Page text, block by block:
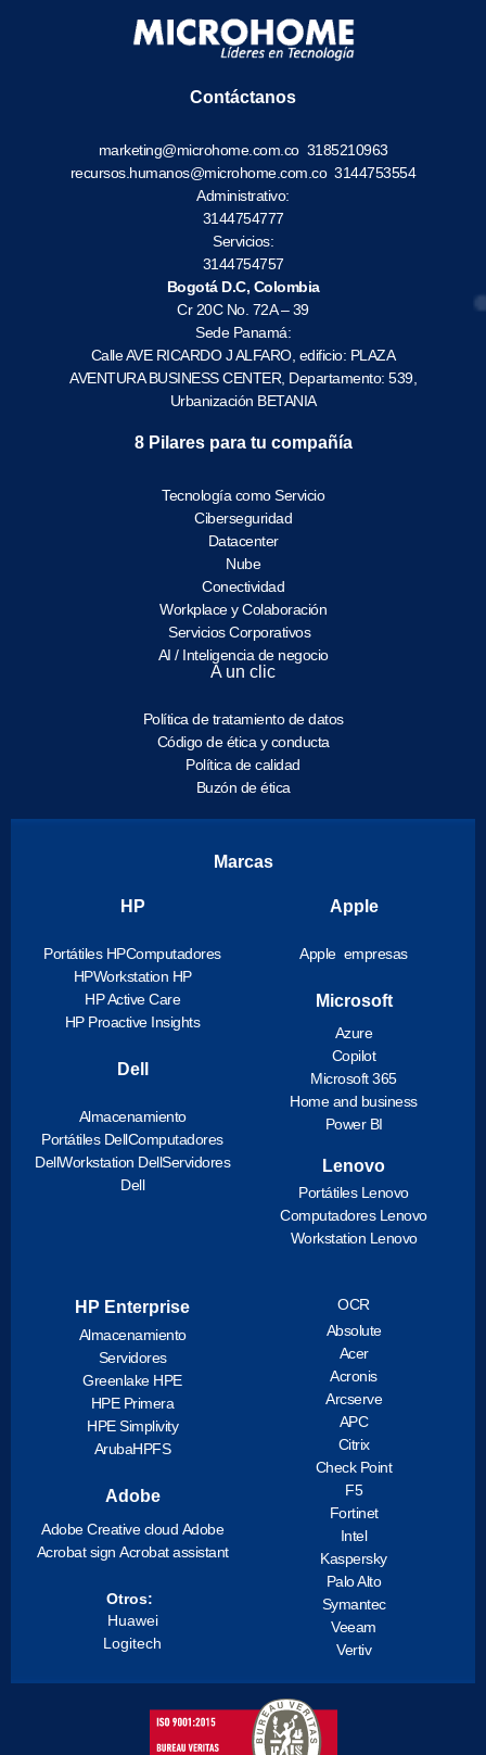
Contáctanos
marketing@microhome.com.co 3185210963
recursos.humanos@microhome.com.co3144753554
Administrativo:
3144754777
Servicios:
3144754757
Bogotá D.C, Colombia
Cr 20C No. 72A – 39
Sede Panamá:
Calle AVE RICARDO J ALFARO, edificio: PLAZA
AVENTURA BUSINESS CENTER, Departamento: 539,
Urbanización BETANIA
8 Pilares para tu compañía
Tecnología como Servicio
Ciberseguridad
Datacenter
Nube
Conectividad
Workplace y Colaboración
Servicios Corporativos
AI / Inteligencia de negocio
A un clic
Política de tratamiento de datos
Código de ética y conducta
Política de calidad
Buzón de ética
Marcas
HP
Portátiles HPComputadores
HPWorkstation HP
HP Active Care
HP Proactive Insights
Dell
Almacenamiento
Portátiles DellComputadores
DellWorkstation DellServidores
Dell
Apple
Apple empresas
Microsoft
Azure
Copilot
Microsoft 365
Home and business
Power BI
Lenovo
Portátiles Lenovo
Computadores Lenovo
Workstation Lenovo
HP Enterprise
Almacenamiento
Servidores
Greenlake HPE
HPE Primera
HPE Simplivity
ArubaHPFS
Adobe
Adobe Creative cloud Adobe
Acrobat sign Acrobat assistant
Otros:
Huawei
Logitech
OCR
Absolute
Acer
Acronis
Arcserve
APC
Citrix
Check Point
F5
Fortinet
Intel
Kaspersky
Palo Alto
Symantec
Veeam
Vertiv